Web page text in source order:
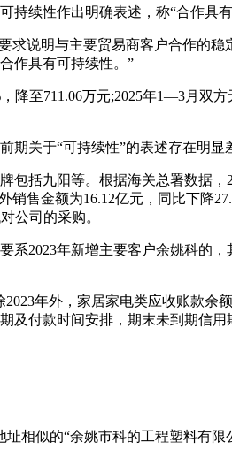
续性作出明确表述，称“合作具有
说明与主要贸易商客户合作的
作具有可持续性。”
至711.06万元;2025年1—3月双
关于“可持续性”的表述存在明显
括九阳等。根据海关总署数据，
销售金额为16.12亿元，同比下降
公司的采购。
2023年新增主要客户余姚科的
年外，家居家电类应收账款余
付款时间安排，期末未到期信
相似的“余姚市科的工程塑料有